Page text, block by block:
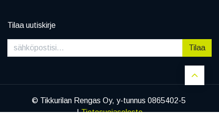
Tilaa uutiskirje
Tilaa
© Tikkurilan Rengas Oy, y-tunnus 0865402-5
|Tietosuojaseloste